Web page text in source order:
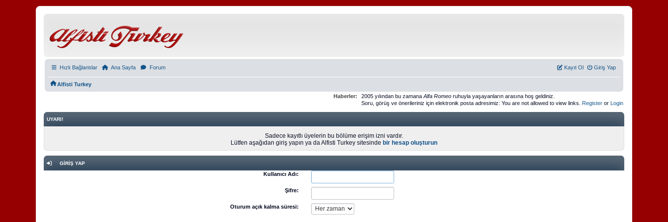
Hızlı Bağlantılar Ana Sayfa Forum Giriş Yap
Kayıt Ol
Alfisti Turkey
Haberler:
2005 yılından bu zamana Alfa Romeo ruhuyla yaşayanların arasına hoş geldiniz.
Soru, görüş ve önerileriniz için elektronik posta adresimiz: You are not allowed to view links. Register or Login
UYARI!
Sadece kayıtlı üyelerin bu bölüme erişim izni vardır.
Lütfen aşağıdan giriş yapın ya da Alfisti Turkey sitesinde bir hesap oluşturun
GIRIŞ YAP
Kullanıcı Adı:
Şifre:
Oturum açık kalma süresi: